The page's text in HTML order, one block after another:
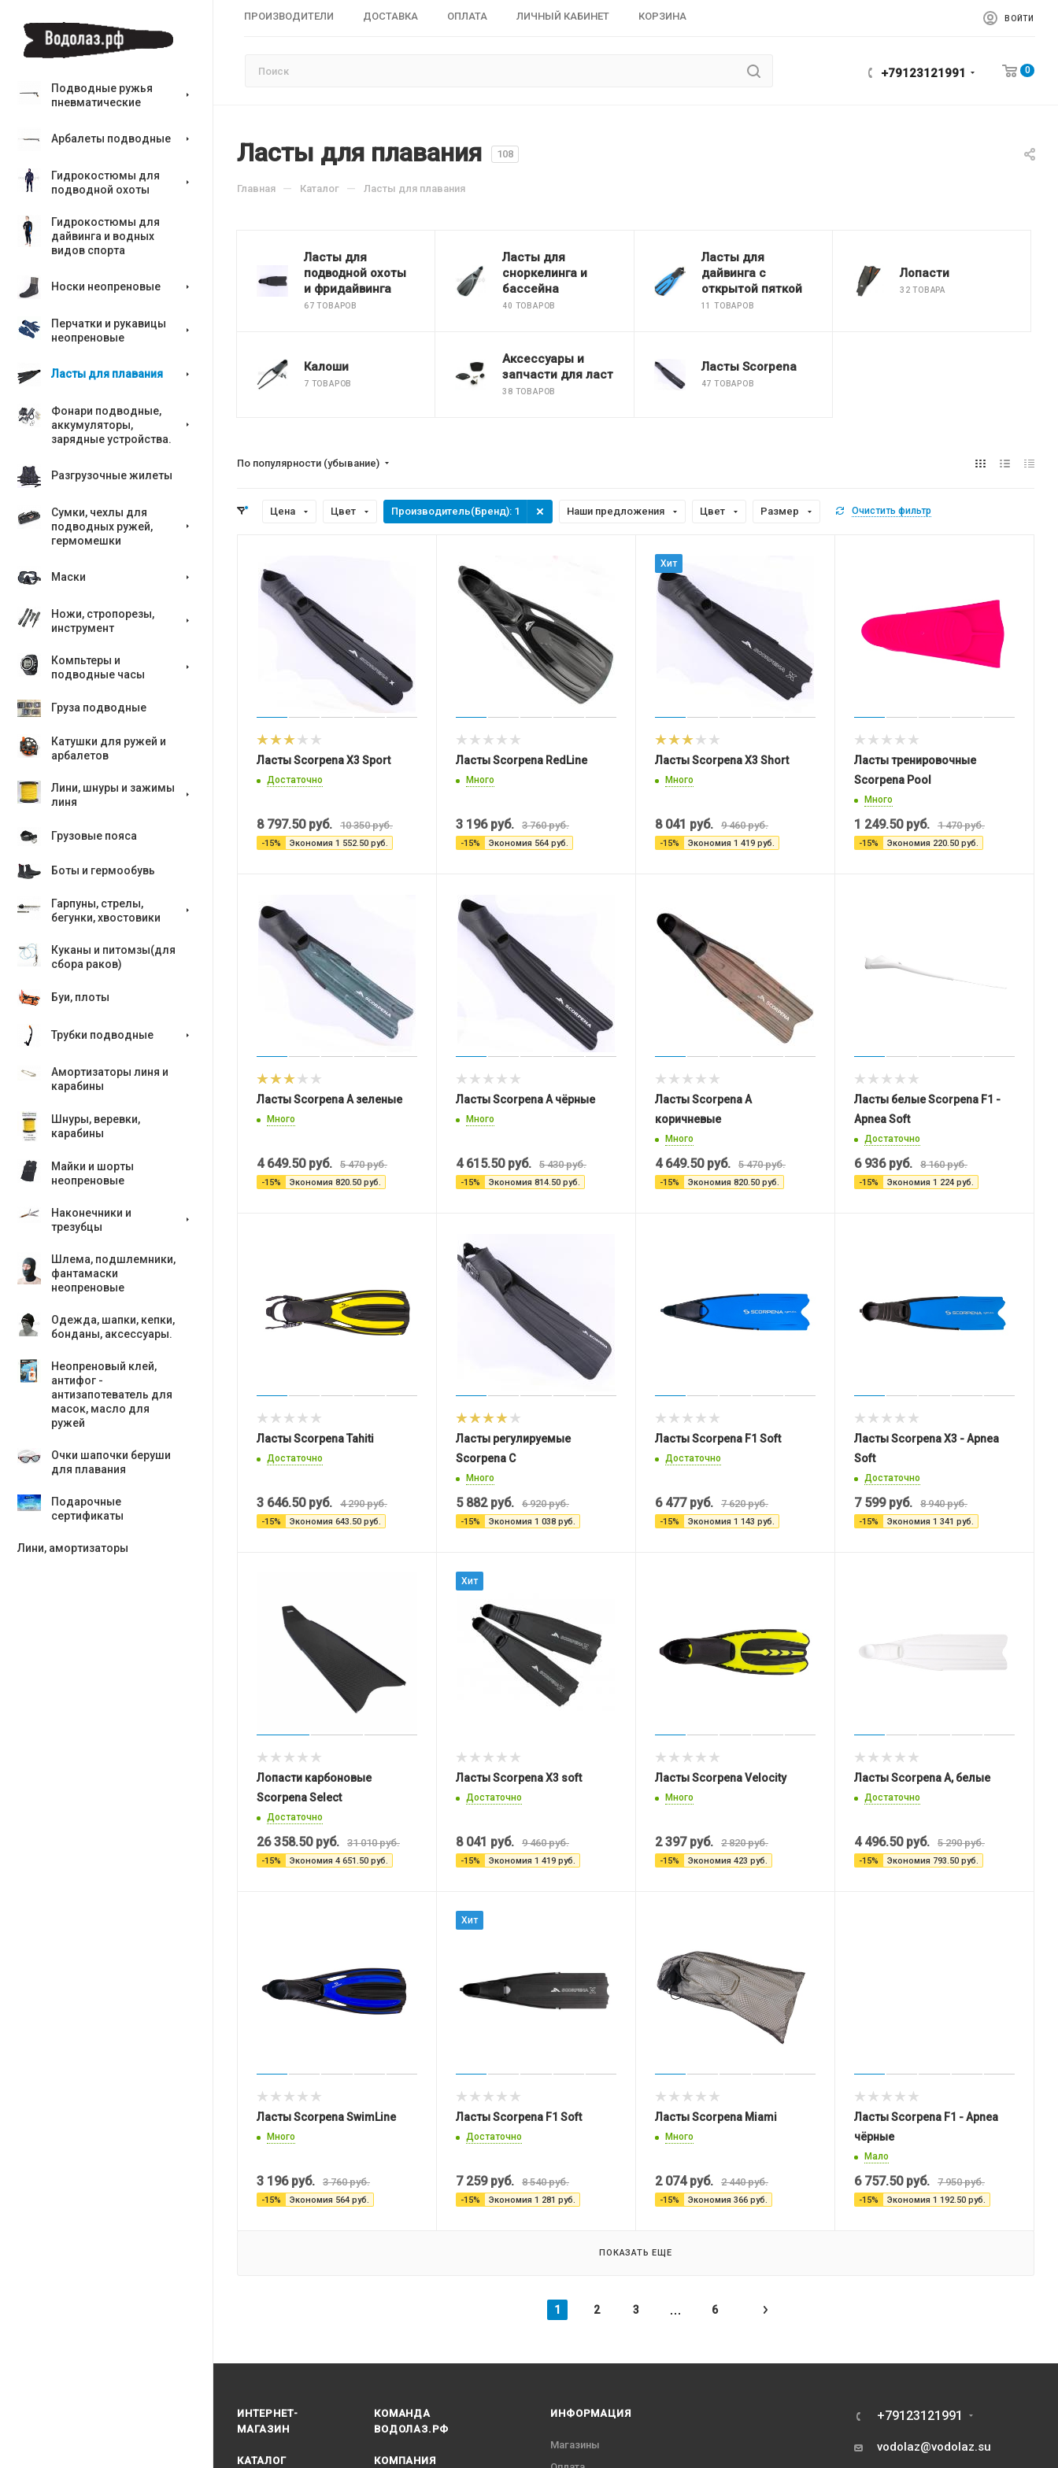
ПРОИЗВОДИТЕЛИ ДОСТАВКА ОПЛАТА ЛИЧНЫЙ КАБИНЕТ КОРЗИНА ВОЙТИ
+79123121991 0
Подводные ружья
пневматические
Арбалеты подводные
Гидрокостюмы для
подводной охоты
Гидрокостюмы для
дайвинга и водных
видов спорта
Носки неопреновые
Перчатки и рукавицы
неопреновые
Ласты для плавания
Фонари подводные,
аккумуляторы,
зарядные устройства.
Разгрузочные жилеты
Сумки, чехлы для
подводных ружей,
гермомешки
Маски
Ножи, стропорезы,
инструмент
Компьтеры и
подводные часы
Груза подводные
Катушки для ружей и
арбалетов
Лини, шнуры и зажимы
линя
Грузовые пояса
Боты и гермообувь
Гарпуны, стрелы,
бегунки, хвостовики
Куканы и питомзы(для
сбора раков)
Буи, плоты
Трубки подводные
Амортизаторы линя и
карабины
Шнуры, веревки,
карабины
Майки и шорты
неопреновые
Наконечники и
трезубцы
Шлема, подшлемники,
фантамаски
неопреновые
Одежда, шапки, кепки,
бонданы, аксесcуары.
Неопреновый клей,
антифог -
антизапотеватель для
масок, масло для
ружей
Очки шапочки беруши
для плавания
Подарочные
сертификаты
Лини, амортизаторы
Ласты для плавания 108
Главная — Каталог — Ласты для плавания
Ласты для
подводной охоты
и фридайвинга
67 ТОВАРОВ
Ласты для
сноркелинга и
бассейна
40 ТОВАРОВ
Ласты для
дайвинга с
открытой пяткой
11 ТОВАРОВ
Лопасти
32 ТОВАРА
Калоши
7 ТОВАРОВ
Аксессуары и
запчасти для ласт
38 ТОВАРОВ
Ласты Scorpena
47 ТОВАРОВ
По популярности (убывание)
Цена Цвет Производитель(Бренд): 1 Наши предложения Цвет Размер Очистить фильтр
Ласты Scorpena X3 Sport
Достаточно
8 797.50руб. 10 350руб.
-15% Экономия 1 552.50 руб.
Ласты Scorpena RedLine
Много
3 196руб. 3 760руб.
-15% Экономия 564 руб.
Хит
Ласты Scorpena X3 Short
Много
8 041 руб. 9 460руб.
-15% Экономия 1 419 руб.
Ласты тренировочные
Scorpena Pool
Много
1 249.50руб. 1 470руб.
-15% Экономия 220.50 руб.
Ласты Scorpena A зеленые
Много
4 649.50руб. 5 470руб.
-15% Экономия 820.50 руб.
Ласты Scorpena A чёрные
Много
4 615.50руб. 5 430руб.
-15% Экономия 814.50 руб.
Ласты Scorpena A
коричневые
Много
4 649.50руб. 5 470руб.
-15% Экономия 820.50 руб.
Ласты белые Scorpena F1 -
Apnea Soft
Достаточно
6 936руб. 8 160руб.
-15% Экономия 1 224 руб.
Ласты Scorpena Tahiti
Достаточно
3 646.50руб. 4 290руб.
-15% Экономия 643.50 руб.
Ласты регулируемые
Scorpena C
Много
5 882руб. 6 920руб.
-15% Экономия 1 038 руб.
Ласты Scorpena F1 Soft
Достаточно
6 477руб. 7 620руб.
-15% Экономия 1 143 руб.
Ласты Scorpena X3 - Apnea
Soft
Достаточно
7 599руб. 8 940руб.
-15% Экономия 1 341 руб.
Лопасти карбоновые
Scorpenа Select
Достаточно
26 358.50руб. 31 010руб.
-15% Экономия 4 651.50 руб.
Хит
Ласты Scorpena X3 soft
Достаточно
8 041 руб. 9 460руб.
-15% Экономия 1 419 руб.
Ласты Scorpena Velocity
Много
2 397руб. 2 820руб.
-15% Экономия 423 руб.
Ласты Scorpena A, белые
Достаточно
4 496.50руб. 5 290руб.
-15% Экономия 793.50 руб.
Ласты Scorpena SwimLine
Много
3 196руб. 3 760руб.
-15% Экономия 564 руб.
Хит
Ласты Scorpena F1 Soft
Достаточно
7 259руб. 8 540руб.
-15% Экономия 1 281 руб.
Ласты Scorpena Miami
Много
2 074руб. 2 440руб.
-15% Экономия 366 руб.
Ласты Scorpena F1 - Apnea
чёрные
Мало
6 757.50руб. 7 950руб.
-15% Экономия 1 192.50 руб.
ПОКАЗАТЬ ЕЩЕ
1 2 3 6
ИНТЕРНЕТ-
МАГАЗИН
КАТАЛОГ
КОМАНДА
ВОДОЛАЗ.РФ
КОМПАНИЯ
ИНФОРМАЦИЯ
Магазины
+79123121991
vodolaz@vodolaz.su